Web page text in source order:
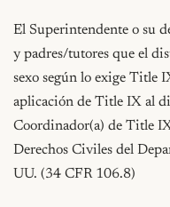
El Superintendente o su
y padres/tutores que el
sexo según lo exige Title
aplicación de Title IX al
Coordinador(a) de Title
Derechos Civiles del
UU. (34 CFR 106.8)